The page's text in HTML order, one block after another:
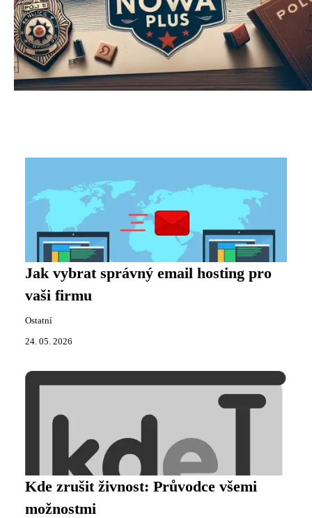
Jak vybrat správný email hosting pro
vaši firmu
Ostatní
24. 05. 2026
Kde zrušit živnost: Průvodce všemi
možnostmi